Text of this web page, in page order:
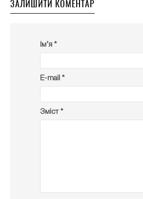
ЗАЛИШИТИ КОМЕНТАР
Ім’я *
E-mail *
Зміст *